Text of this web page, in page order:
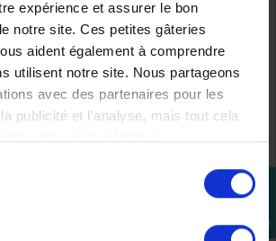
expérience et assurer le bon
notre site. Ces petites gâteries
aident également à comprendre
utilisent notre site. Nous partageons
avec des partenaires pour les
publicité et l'analyse, mais tout cela
perm_identity
connecter
Outplorer Iphone 16 Pro Max